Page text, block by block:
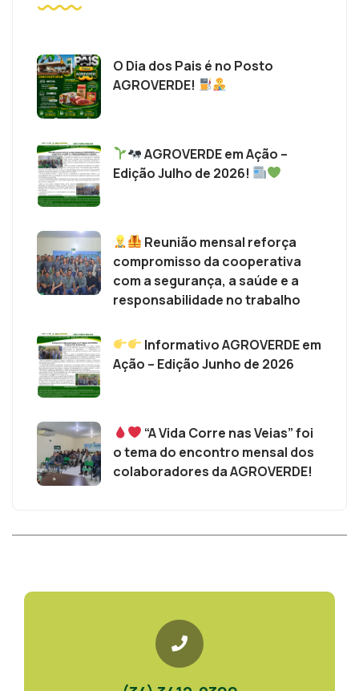
O Dia dos Pais é no Posto
AGROVERDE!
AGROVERDE em Ação –
Edição Julho de 2026!
Reunião mensal reforça
compromisso da cooperativa
com a segurança, a saúde e a
responsabilidade no trabalho
Informativo AGROVERDE em
Ação – Edição Junho de 2026
“A Vida Corre nas Veias” foi
o tema do encontro mensal dos
colaboradores da AGROVERDE!